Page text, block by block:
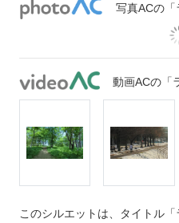
写真ACの
動画ACの「
このシルエットは、タイトル